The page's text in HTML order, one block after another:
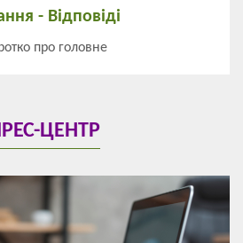
- Відповіді
про головне
ЦЕНТР